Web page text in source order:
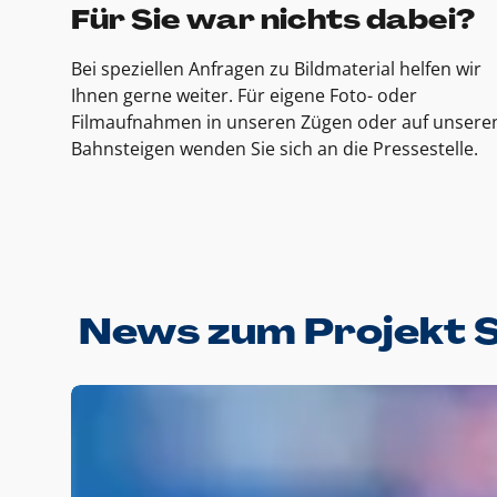
Für Sie war nichts dabei?
Bei speziellen Anfragen zu Bildmaterial helfen wir
Ihnen gerne weiter. Für eigene Foto- oder
Filmaufnahmen in unseren Zügen oder auf
Bahnsteigen wenden Sie sich an die Pressestelle.
News zum Projekt